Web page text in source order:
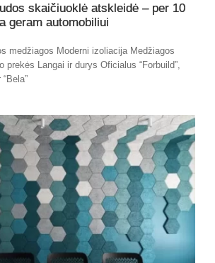
skaičiuoklė atskleidė – per 10
geram automobiliui
medžiagos Moderni izoliacija Medžiagos
prekės Langai ir durys Oficialus “Forbuild”,